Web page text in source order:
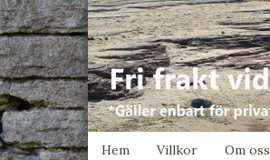
Hem
Villkor Om oss